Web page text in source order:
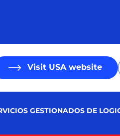
Visit USA website
GESTIONADOS DE